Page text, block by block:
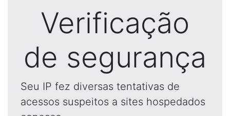
Verificação
de segurança
Seu IP fez diversas tentativas de
acessos suspeitos a sites hospedados